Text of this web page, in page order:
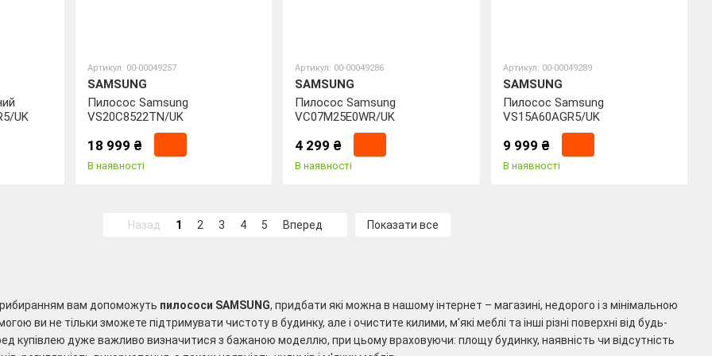
вам допоможуть пилососи SAMSUNG, придбати які можна в нашому інтернет – магазині, недорого і з мінімальною
ви не тільки зможете підтримувати чистоту в будинку, але і очистите килими, м'які меблі та інші різні поверхні від будь-
купівлею дуже важливо визначитися з бажаною моделлю, при цьому враховуючи: площу будинку, наявність чи відсутність
UK
Артикул: 00-00049257
SAMSUNG
Пилосос Samsung
VS20C8522TN/UK
18 999 ₴
В наявності
Артикул: 00-00049286
SAMSUNG
Пилосос Samsung
VC07M25E0WR/UK
4 299 ₴
В наявності
Артикул: 00-00049289
SAMSUNG
Пилосос Samsung
VS15A60AGR5/UK
9 999 ₴
В наявності
Назад 1 2 3 4 5 Вперед Показати все